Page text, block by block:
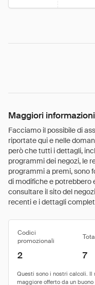
Maggiori
Facciamo il possibile di
riportate qui e nelle
però che tutti i dettagli,
programmi dei negozi, le
programmi a premi, sono
di modifiche e potrebbero
consultare il sito del
recenti e i dettagli
Codici
promozionali
2 7